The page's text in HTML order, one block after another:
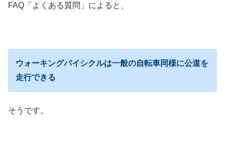
FAQ「よくある質問」によると、
ウォーキングバイシクルは一般の自転車同様に公道を
走行できる
そうです。